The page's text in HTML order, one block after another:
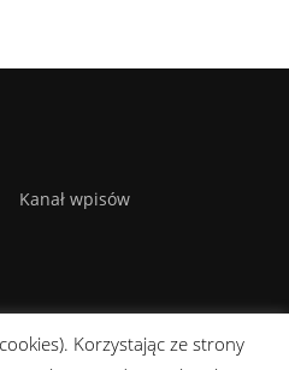
Kanał wpisów
Szmyd. Wszelkie prawa zastrzeżone.
Korzystając ze strony